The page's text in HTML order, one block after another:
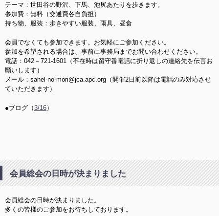
テーマ：世田谷の野沢、下馬、池尻あたりを歩きます。
参加費：無料（交通費各自負担）
持ち物、服装：歩きやすい服装、雨具、昼食
会員でなくても参加できます。お気軽にご参加ください。
参加を希望される場合は、事前に事務局までお問い合わせください。
電話：042－721-1601（不在時は留守番電話に折り返しの連絡先を伝言お
願いします）
メール：sahel-no-mori@jca.apc.org（開催2日前以降は電話のみ対応させ
ていただきます）
●ブログ（3/16）
会員総会の日時が決まりました
会員総会の日時が決まりました。
多くの皆様のご参加をお待ちしております。